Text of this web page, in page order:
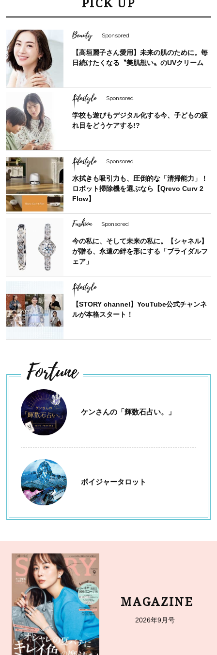
PICK UP
Beauty Sponsored
【高垣麗子さん愛用】未来の肌のために。毎
日続けたくなる〝美肌想い〟のUVクリーム
Lifestyle Sponsored
学校も遊びもデジタル化する今、子どもの疲
れ目をどうケアする!?
Lifestyle Sponsored
水拭きも吸引力も、圧倒的な「清掃能力」！
ロボット掃除機を選ぶなら【Qrevo Curv 2
Flow】
Fashion Sponsored
今の私に、そして未来の私に。【シャネル】
が贈る、永遠の絆を形にする「ブライダルフ
ェア」
Lifestyle
【STORY channel】YouTube公式チャンネ
ルが本格スタート！
Fortune
ケンさんの「輝数石占い。」
ボイジャータロット
MAGAZINE
2026年9月号